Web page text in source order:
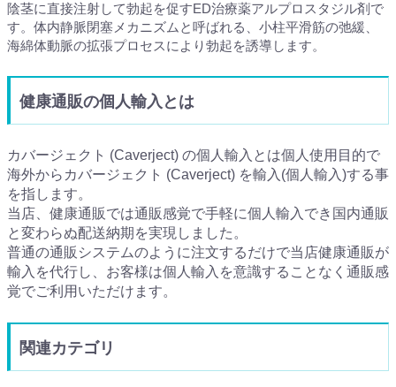
陰茎に直接注射して勃起を促すED治療薬アルプロスタジル剤で
す。体内静脈閉塞メカニズムと呼ばれる、小柱平滑筋の弛緩、
海綿体動脈の拡張プロセスにより勃起を誘導します。
健康通販の個人輸入とは
カバージェクト (Caverject) の個人輸入とは個人使用目的で
海外からカバージェクト (Caverject) を輸入(個人輸入)する事
を指します。
当店、健康通販では通販感覚で手軽に個人輸入でき国内通販
と変わらぬ配送納期を実現しました。
普通の通販システムのように注文するだけで当店健康通販が
輸入を代行し、お客様は個人輸入を意識することなく通販感
覚でご利用いただけます。
関連カテゴリ